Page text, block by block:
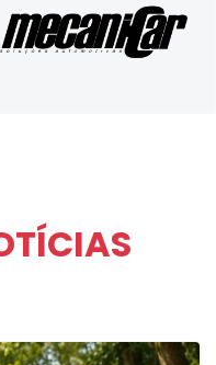
Soluções Automotivas